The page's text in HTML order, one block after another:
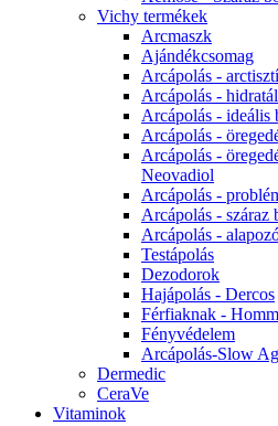
Vichy termékek
Arcmaszk
Ajándékcsomag
Arcápolás -
Arcápolás -
Arcápolás - ideális
Arcápolás -
Arcápolás -
Neovadiol
Arcápolás -
Arcápolás -
Arcápolás -
Testápolás
Dezodorok
Hajápolás - Dercos
Férfiaknak -
Fényvédelem
Arcápolás-Slow
Dermedic
CeraVe
Vitaminok